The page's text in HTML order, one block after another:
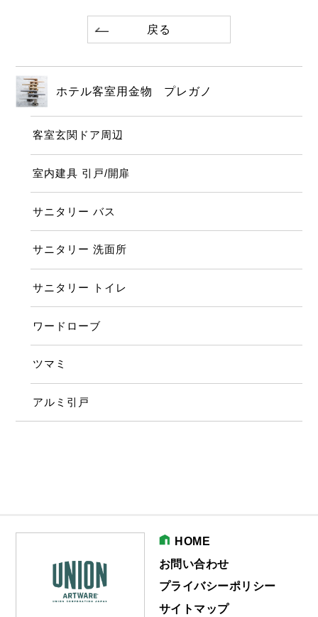
戻る
ホテル客室用金物 プレガノ
客室玄関ドア周辺
室内建具 引戸/開扉
サニタリー バス
サニタリー 洗面所
サニタリー トイレ
ワードローブ
ツマミ
アルミ引戸
HOME
お問い合わせ
プライバシーポリシー
サイトマップ